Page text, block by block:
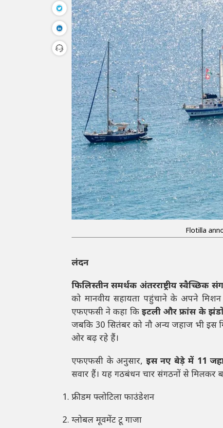
Flotilla
लंदन
फिलिस्तीन समर्थक अंतरराष्ट्रीय स्वैच्छिक
को मानवीय सहायता पहुंचाने के अपने
एफएफसी ने कहा कि इटली और फ्रांस के
जबकि 30 सितंबर को नौ अन्य जहाज भी
ओर बढ़ रहे हैं।
एफएफसी के अनुसार, इस नए बेड़े में 11
सवार हैं। यह गठबंधन चार संगठनों से मिलकर
फ्रीडम फ्लोटिला फाउंडेशन
ग्लोबल मूवमेंट टू गाजा